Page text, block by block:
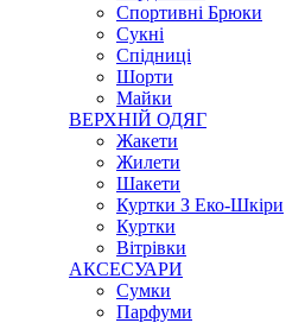
Спортивні Брюки
Сукні
Спідниці
Шорти
Майки
ВЕРХНІЙ ОДЯГ
Жакети
Жилети
Шакети
Куртки З Еко-Шкіри
Куртки
Вітрівки
АКСЕСУАРИ
Сумки
Парфуми